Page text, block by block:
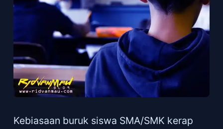
Kebiasaan buruk siswa SMA/SMK kerap